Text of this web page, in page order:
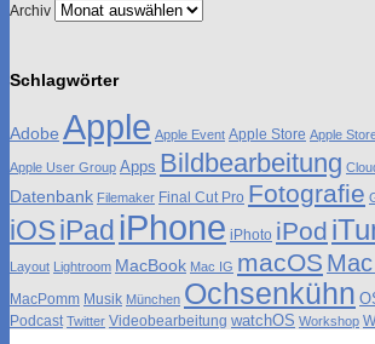
Archiv
Schlagwörter
Adobe Apple Apple Event Apple Store Apple
Apple User Group Apps Bildbearbeitung
Datenbank Filemaker Final Cut Pro Fotografie
iOSiPad iPhone iPhoto iPod
Layout Lightroom MacBook Mac IG macOS
MacPomm Musik München Ochsenkühn
Podcast Twitter Videobearbeitung watchOS Workshop